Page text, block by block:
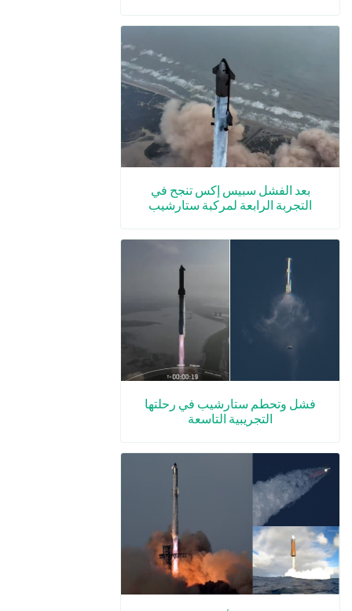
بعد الفشل سبيس إكس تنجح في
التجربة الرابعة لمركبة ستارشيب
فشل وتحطم ستارشيب في رحلتها
التجريبية التاسعة